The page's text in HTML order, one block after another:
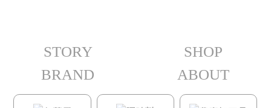
STORY
SHOP
BRAND
ABOUT
DAYS Accessories
/ 【Aloha de Mele】速乾マイクロファイバータオル